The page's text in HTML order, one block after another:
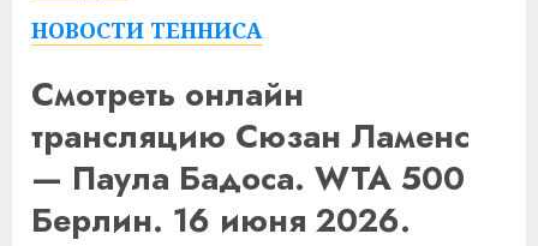
НОВОСТИ ТЕННИСА
Смотреть онлайн
трансляцию Сюзан Ламенс
— Паула Бадоса. WTA 500
Берлин. 16 июня 2026.